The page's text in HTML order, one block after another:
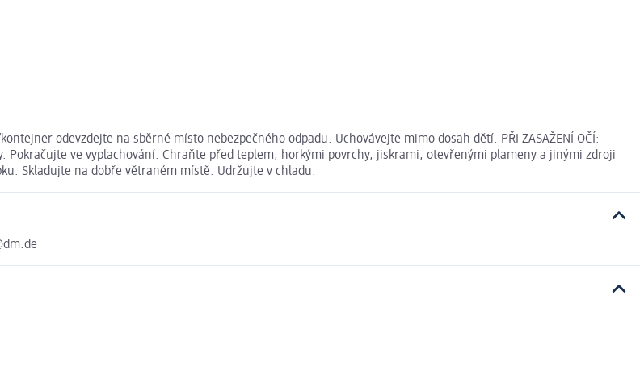
odevzdejte na sběrné místo nebezpečného odpadu. Uchovávejte mimo dosah dětí. PŘI ZASAŽENÍ OČÍ:
ve vyplachování. Chraňte před teplem, horkými povrchy, jiskrami, otevřenými plameny a jinými zdroji
Skladujte na dobře větraném místě. Udržujte v chladu.